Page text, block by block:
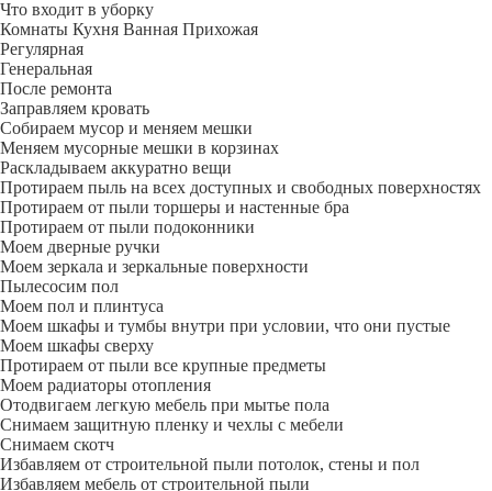
Что входит в уборку
Регу­лярная
Гене­ральная
После ремонта
Заправляем кровать
Собираем мусор и меняем мешки
Меняем мусорные мешки в корзинах
Раскладываем аккуратно вещи
Протираем пыль на всех доступных и свободных поверхностях
Протираем от пыли торшеры и настенные бра
Протираем от пыли подоконники
Моем дверные ручки
Моем зеркала и зеркальные поверхности
Пылесосим пол
Моем пол и плинтуса
Моем шкафы и тумбы внутри при условии, что они пустые
Моем шкафы сверху
Протираем от пыли все крупные предметы
Моем радиаторы отопления
Отодвигаем легкую мебель при мытье пола
Снимаем защитную пленку и чехлы с мебели
Снимаем скотч
Избавляем от строительной пыли потолок, стены и пол
Избавляем мебель от строительной пыли